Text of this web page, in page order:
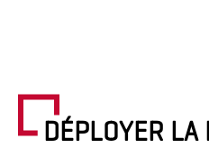
DÉPLOYER LA